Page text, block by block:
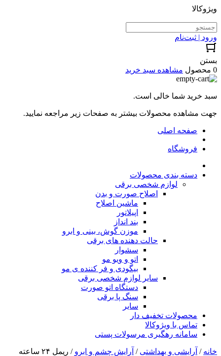
ویژوکالا
ورود | ثبت‌نام
بستن
0 محصول
مشاهده سبد خرید
سبد خرید شما خالی است.
جهت مشاهده محصولات بیشتر به صفحات زیر مراجعه نمایید.
صفحه اصلی
فروشگاه
دسته بندی محصولات
لوازم شخصی برقی
اصلاح صورت و بدن
ماشین اصلاح
اپیلاتور
بند انداز
موزن گوش، بینی و ابرو
حالت دهنده های برقی
سشوار
اتو و ویو مو
بیگودی و فر کننده ی مو
سایر لوازم شخصی برقی
دستگاه اتو صورت
سنگ پا برقی
سایر
محصولات تخفیف دار
تماس با ویژوکالا
سامانه رهگیری مرسولات پستی
خانه / آرایشی و بهداشتی / آرایش چشم و ابرو
/ ریمل ۲۴ ساعته